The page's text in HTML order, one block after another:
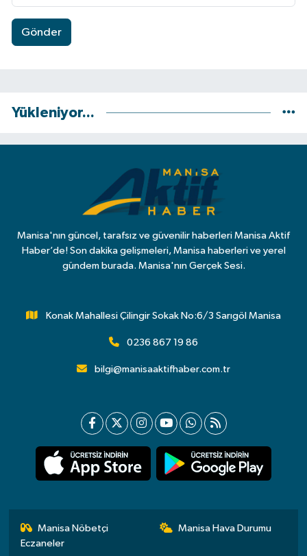
Gönder
Yükleniyor...
Manisa'nın güncel, tarafsız ve güvenilir haberleri Manisa Aktif
Haber’de! Son dakika gelişmeleri, Manisa haberleri ve yerel
gündem burada. Manisa'nın Gerçek Sesi.
Konak Mahallesi Çilingir Sokak No:6/3 Sarıgöl Manisa
0236 867 19 86
bilgi@manisaaktifhaber.com.tr
Manisa Nöbetçi
Eczaneler
Manisa Hava Durumu